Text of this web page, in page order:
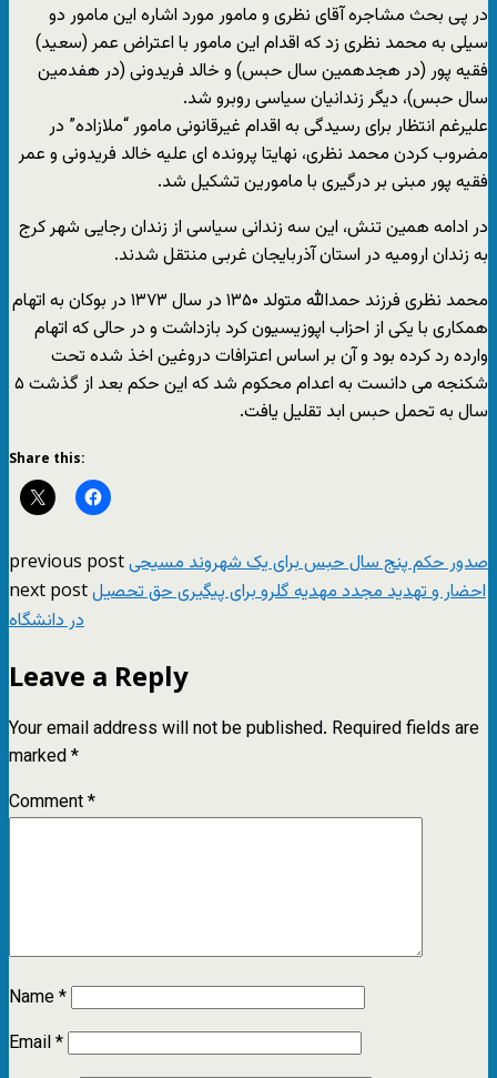
در پی بحث مشاجره آقای نظری و مامور مورد اشاره این مامور دو
سیلی به محمد نظری زد که اقدام این مامور با اعتراض عمر (سعید)
فقیه پور (در هجدهمین سال حبس) و خالد فریدونی (در هفدمین
سال حبس)، دیگر زندانیان سیاسی روبرو شد.
علیرغم انتظار برای رسیدگی به اقدام غیرقانونی مامور “ملازاده” در
مضروب کردن محمد نظری، نهایتا پرونده ای علیه خالد فریدونی و عمر
فقیه پور مبنی بر درگیری با مامورین تشکیل شد.
در ادامه همین تنش، این سه زندانی سیاسی از زندان رجایی شهر کرج
به زندان ارومیه در استان آذربایجان غربی منتقل شدند.
محمد نظری فرزند حمدالله متولد ۱۳۵۰ در سال ۱۳۷۳ در بوکان به اتهام
همکاری با یکی از احزاب اپوزیسیون کرد بازداشت و در حالی که اتهام
وارده رد کرده بود و آن بر اساس اعترافات دروغین اخذ شده تحت
شکنجه می دانست به اعدام محکوم شد که این حکم بعد از گذشت ۵
سال به تحمل حبس ابد تقلیل یافت.
Share this:
previous postصدور حکم پنج سال حبس برای یک شهروند مسیحی
next postاحضار و تهدید مجدد مهدیه گلرو برای پیگیری حق تحصیل
در دانشگاه
Leave a Reply
Your email address will not be published. Required fields are
marked*
Comment*
Name*
Email*